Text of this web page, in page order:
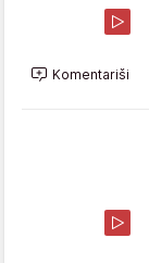
Komentariši